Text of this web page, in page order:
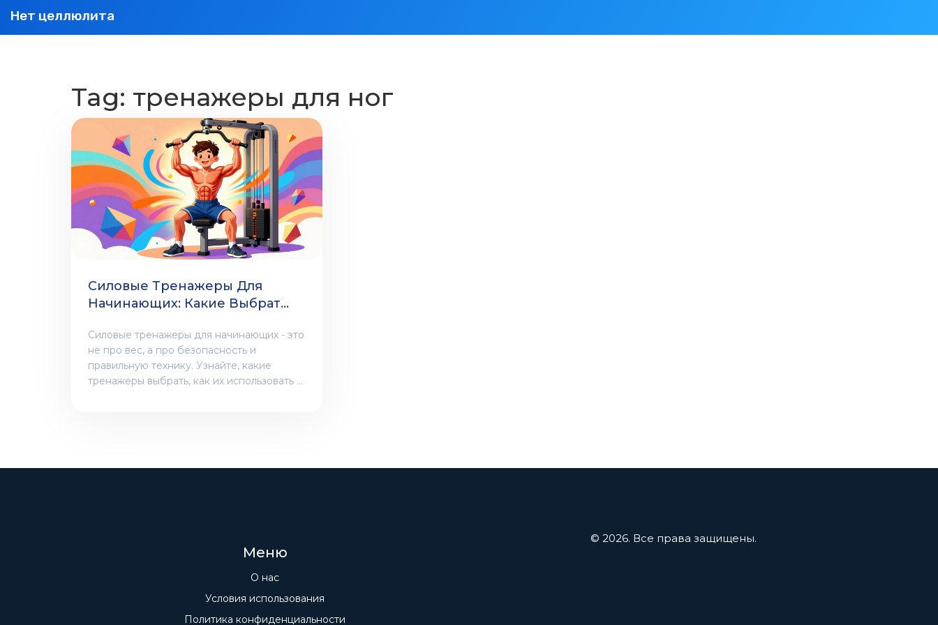
Нет целлюлита
Tag: тренажеры для ног
Силовые Тренажеры Для
Начинающих: Какие Выбрать
Силовые тренажеры для начинающих - это
не про вес, а про безопасность и
правильную технику. Узнайте, какие
тренажеры выбрать, как их использовать и
Меню
О нас
Условия использования
Политика конфиденциальности
© 2026. Все права защищены.